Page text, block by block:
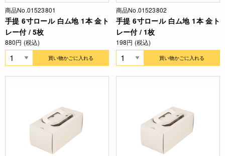
商品No.01523801
手提 6寸ロール 白ム地 1本 金ト
レー付 / 5枚
880円 (税込)
買い物かごに入れる
商品No.01523802
手提 6寸ロール 白ム地 1本 金ト
レー付 / 1枚
198円 (税込)
買い物かごに入れる